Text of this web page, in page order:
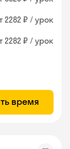
2282 ₽ / урок
2282 ₽ / урок
время